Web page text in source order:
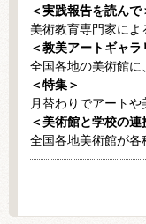
＜実践報告を読ん
美術教育専門家に
＜教美アートギャ
全国各地の美術館
＜特集＞
月替わりでアート
＜美術館と学校の連
全国各地美術館が各